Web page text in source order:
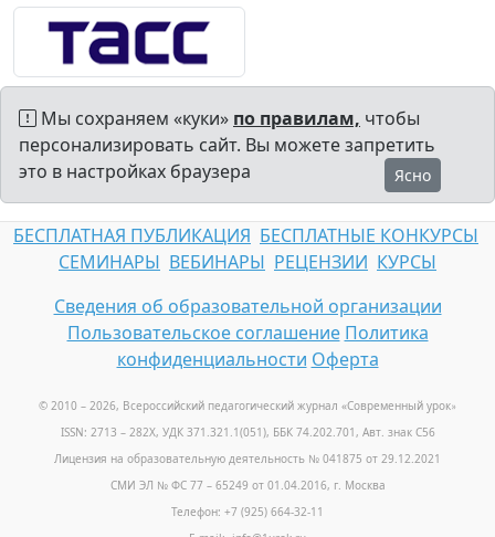
Мы сохраняем «куки» по правилам, чтобы
персонализировать сайт. Вы можете запретить
это в настройках браузера
Ясно
БЕСПЛАТНАЯ ПУБЛИКАЦИЯ БЕСПЛАТНЫЕ КОНКУРСЫ
СЕМИНАРЫ ВЕБИНАРЫ РЕЦЕНЗИИ КУРСЫ
Сведения об образовательной организации
Пользовательское соглашение Политика
конфиденциальности Оферта
© 2010 – 2026, Всероссийский педагогический журнал «Современный урок»
ISSN: 2713 – 282X, УДК 371.321.1(051), ББК 74.202.701, Авт. знак С56
Лицензия на образовательную деятельность № 041875 от 29.12.2021
СМИ ЭЛ № ФС 77 – 65249 от 01.04.2016, г. Москва
Телефон: +7 (925) 664-32-11